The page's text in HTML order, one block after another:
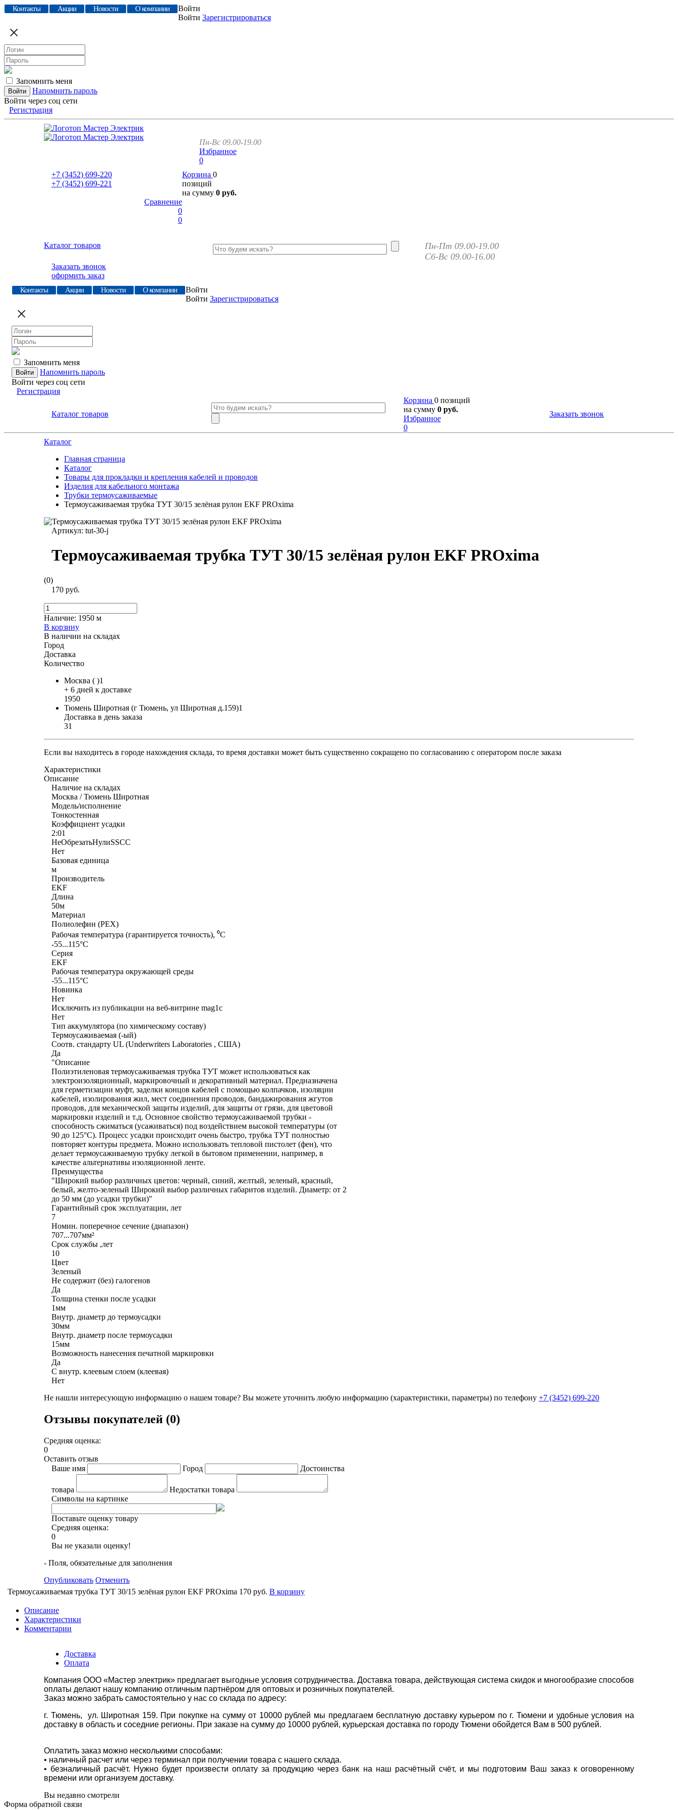
Контакты Акции Новости О компании
Войти
Войти Зарегистрироваться
Запомнить меня
Напомнить пароль
Войти через соц сети
Регистрация
Пн-Вс 09.00-19.00
Избранное
0
+7 (3452) 699-220
+7 (3452) 699-221
Корзина 0
позиций
на сумму 0 руб.
Сравнение
0
0
Каталог товаров
Пн-Пт 09.00-19.00
Сб-Вс 09.00-16.00
Заказать звонок
оформить заказ
Контакты Акции Новости О компании
Войти
Войти Зарегистрироваться
Запомнить меня
Напомнить пароль
Войти через соц сети
Регистрация
Каталог товаров
Корзина 0 позиций
на сумму 0 руб.
Избранное
0
Заказать звонок
Каталог
Главная страница
Каталог
Товары для прокладки и крепления кабелей и проводов
Изделия для кабельного монтажа
Трубки термоусаживаемые
Термоусаживаемая трубка ТУТ 30/15 зелёная рулон EKF PROxima
Артикул: tut-30-j
Термоусаживаемая трубка ТУТ 30/15 зелёная рулон EKF PROxima
(0)
170 руб.
Наличие: 1950 м
В корзину
В наличии на складах
Город
Доставка
Количество
Москва ( )1
+ 6 дней к доставке
1950
Тюмень Широтная (г Тюмень, ул Широтная д.159)1
Доставка в день заказа
31
Если вы находитесь в городе нахождения склада, то время доставки может быть существенно сокращено по согласованию с оператором после заказа
Характеристики
Описание
Наличие на складах
Москва / Тюмень Широтная
Модель/исполнение
Тонкостенная
Коэффициент усадки
2:01
НеОбрезатьНулиSSCC
Нет
Базовая единица
м
Производитель
EKF
Длина
50м
Материал
Полиолефин (PEX)
Рабочая температура (гарантируется точность), ⁰С
-55...115°C
Серия
EKF
Рабочая температура окружающей среды
-55...115°C
Новинка
Нет
Исключить из публикации на веб-витрине mag1c
Нет
Тип аккумулятора (по химическому составу)
Термоусаживаемая (-ый)
Соотв. стандарту UL (Underwriters Laboratories , США)
Да
"Описание
Полиэтиленовая термоусаживаемая трубка ТУТ может использоваться как
электроизоляционный, маркировочный и декоративный материал. Предназначена
для герметизации муфт, заделки концов кабелей с помощью колпачков, изоляции
кабелей, изолирования жил, мест соединения проводов, бандажирования жгутов
проводов, для механической защиты изделий, для защиты от грязи, для цветовой
маркировки изделий и т.д. Основное свойство термоусаживаемой трубки -
способность сжиматься (усаживаться) под воздействием высокой температуры (от
90 до 125°С). Процесс усадки происходит очень быстро, трубка ТУТ полностью
повторяет контуры предмета. Можно использовать тепловой пистолет (фен), что
делает термоусаживаемую трубку легкой в бытовом применении, например, в
качестве альтернативы изоляционной ленте.
Преимущества
"Широкий выбор различных цветов: черный, синий, желтый, зеленый, красный,
белый, желто-зеленый Широкий выбор различных габаритов изделий. Диаметр: от 2
до 50 мм (до усадки трубки)"
Гарантийный срок эксплуатации, лет
7
Номин. поперечное сечение (диапазон)
707...707мм²
Срок службы ,лет
10
Цвет
Зеленый
Не содержит (без) галогенов
Да
Толщина стенки после усадки
1мм
Внутр. диаметр до термоусадки
30мм
Внутр. диаметр после термоусадки
15мм
Возможность нанесения печатной маркировки
Да
С внутр. клеевым слоем (клеевая)
Нет
Не нашли интересующую информацию о нашем товаре? Вы можете уточнить любую информацию (характеристики, параметры) по телефону +7 (3452) 699-220
Отзывы покупателей (0)
Средняя оценка:
0
Оставить отзыв
Ваше имя
Город Достоинства
товара
Недостатки товара
Символы на картинке
Поставьте оценку товару
Средняя оценка:
0
Вы не указали оценку!
- Поля, обязательные для заполнения
Опубликовать Отменить
Термоусаживаемая трубка ТУТ 30/15 зелёная рулон EKF PROxima 170 руб. В корзину
Описание
Характеристики
Комментарии
Доставка
Оплата
Компания ООО «Мастер электрик» предлагает выгодные условия сотрудничества. Доставка товара, действующая система скидок и многообразие способов
оплаты делают нашу компанию отличным партнёром для оптовых и розничных покупателей.
Заказ можно забрать самостоятельно у нас со склада по адресу:
г. Тюмень, ул. Широтная 159. При покупке на сумму от 10000 рублей мы предлагаем бесплатную доставку курьером по г. Тюмени и удобные условия на
доставку в область и соседние регионы. При заказе на сумму до 10000 рублей, курьерская доставка по городу Тюмени обойдется Вам в 500 рублей.
Оплатить заказ можно несколькими способами:
• наличный расчет или через терминал при получении товара с нашего склада.
• безналичный расчёт. Нужно будет произвести оплату за продукцию через банк на наш расчётный счёт, и мы подготовим Ваш заказ к оговоренному
времени или организуем доставку.
Вы недавно смотрели
Форма обратной связи